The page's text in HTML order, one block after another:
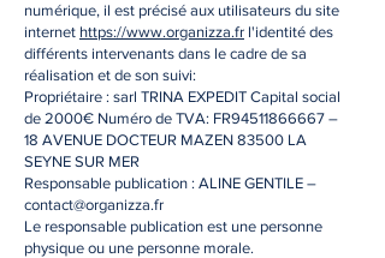
numérique, il est précisé aux utilisateurs du site
internet https://www.organizza.fr l'identité des
différents intervenants dans le cadre de sa
réalisation et de son suivi:
Propriétaire : sarl TRINA EXPEDIT Capital social
de 2000€ Numéro de TVA: FR94511866667 –
18 AVENUE DOCTEUR MAZEN 83500 LA
SEYNE SUR MER
Responsable publication : ALINE GENTILE –
contact@organizza.fr
Le responsable publication est une personne
physique ou une personne morale.